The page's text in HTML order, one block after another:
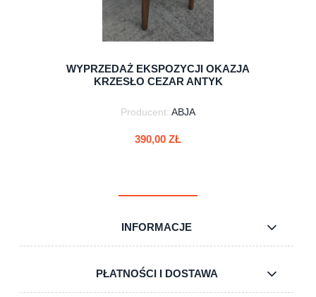
WYPRZEDAŻ EKSPOZYCJI OKAZJA
KRZESŁO CEZAR ANTYK
Producent: ABJA
390,00 ZŁ
do koszyka
INFORMACJE
PŁATNOŚCI I DOSTAWA